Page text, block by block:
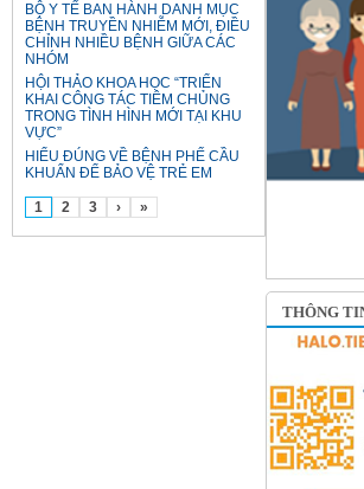
BỘ Y TẾ BAN HÀNH DANH MỤC
BỆNH TRUYỀN NHIỄM MỚI, ĐIỀU
CHỈNH NHIỀU BỆNH GIỮA CÁC
NHÓM
HỘI THẢO KHOA HỌC “TRIỂN
KHAI CÔNG TÁC TIÊM CHỦNG
TRONG TÌNH HÌNH MỚI TẠI KHU
VỰC”
HIỂU ĐÚNG VỀ BỆNH PHẾ CẦU
KHUẨN ĐỂ BẢO VỆ TRẺ EM
1 2 3 › »
THÔNG